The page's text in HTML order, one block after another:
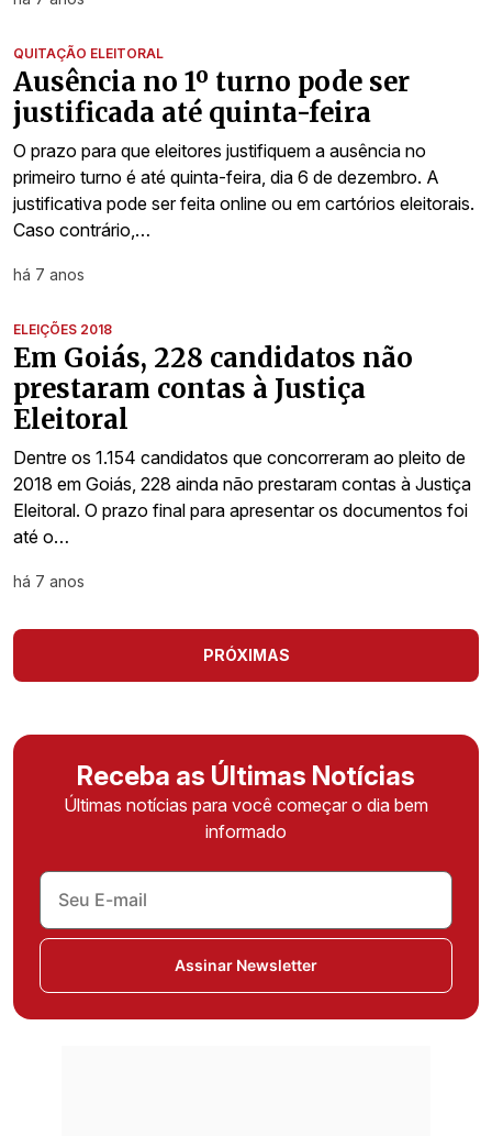
QUITAÇÃO ELEITORAL
Ausência no 1º turno pode ser
justificada até quinta-feira
O prazo para que eleitores justifiquem a ausência no
primeiro turno é até quinta-feira, dia 6 de dezembro. A
justificativa pode ser feita online ou em cartórios eleitorais.
Caso contrário,…
há 7 anos
ELEIÇÕES 2018
Em Goiás, 228 candidatos não
prestaram contas à Justiça
Eleitoral
Dentre os 1.154 candidatos que concorreram ao pleito de
2018 em Goiás, 228 ainda não prestaram contas à Justiça
Eleitoral. O prazo final para apresentar os documentos foi
até o…
há 7 anos
PRÓXIMAS
Receba as Últimas Notícias
Últimas notícias para você começar o dia bem
informado
Assinar Newsletter